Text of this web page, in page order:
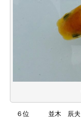
６位 並木 辰夫